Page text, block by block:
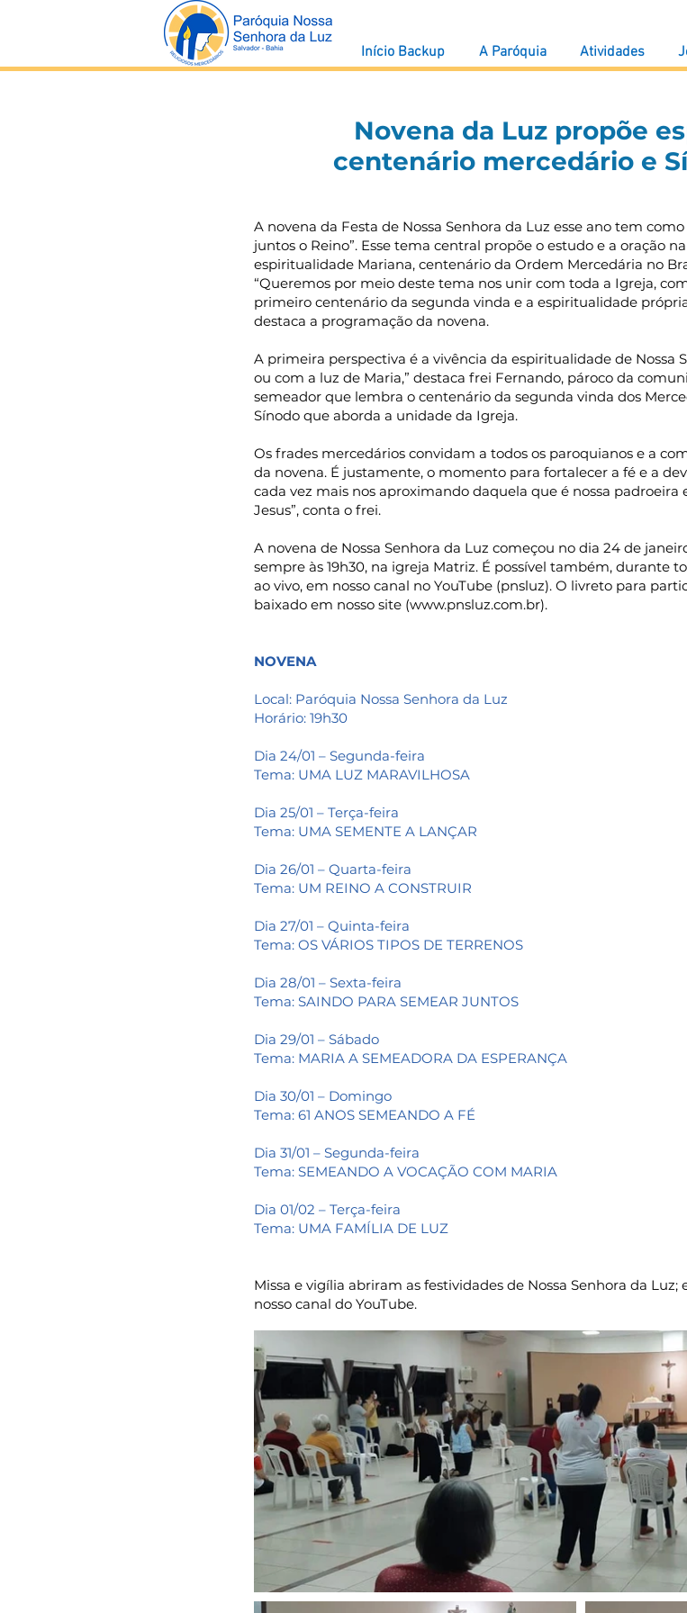
Início Backup A Paróquia Atividades
Novena da Luz propõe
centenário mercedário e
A novena da Festa de Nossa Senhora da Luz esse ano tem
juntos o Reino”. Esse tema central propõe o estudo e a oração
espiritualidade Mariana, centenário da Ordem Mercedária no
“Queremos por meio deste tema nos unir com toda a Igreja,
primeiro centenário da segunda vinda e a espiritualidade
destaca a programação da novena.
A primeira perspectiva é a vivência da espiritualidade de Nossa
ou com a luz de Maria,” destaca frei Fernando, pároco da
semeador que lembra o centenário da segunda vinda dos
Sínodo que aborda a unidade da Igreja.
Os frades mercedários convidam a todos os paroquianos e a
da novena. É justamente, o momento para fortalecer a fé e a
cada vez mais nos aproximando daquela que é nossa
Jesus”, conta o frei.
A novena de Nossa Senhora da Luz começou no dia 24 de
sempre às 19h30, na igreja Matriz. É possível também, durante
ao vivo, em nosso canal no YouTube (pnsluz). O livreto para
baixado em nosso site (www.pnsluz.com.br).
NOVENA
Local: Paróquia Nossa Senhora da Luz
Horário: 19h30
Dia 24/01 – Segunda-feira
Tema: UMA LUZ MARAVILHOSA
Dia 25/01 – Terça-feira
Tema: UMA SEMENTE A LANÇAR
Dia 26/01 – Quarta-feira
Tema: UM REINO A CONSTRUIR
Dia 27/01 – Quinta-feira
Tema: OS VÁRIOS TIPOS DE TERRENOS
Dia 28/01 – Sexta-feira
Tema: SAINDO PARA SEMEAR JUNTOS
Dia 29/01 – Sábado
Tema: MARIA A SEMEADORA DA ESPERANÇA
Dia 30/01 – Domingo
Tema: 61 ANOS SEMEANDO A FÉ
Dia 31/01 – Segunda-feira
Tema: SEMEANDO A VOCAÇÃO COM MARIA
Dia 01/02 – Terça-feira
Tema: UMA FAMÍLIA DE LUZ
Missa e vigília abriram as festividades de Nossa Senhora da
nosso canal do YouTube.